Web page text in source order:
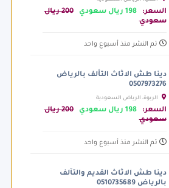
السعر: 198 ريال سعودي
200 ريال
سعودي
تم النشر منذ أسبوع واحد
دينا طش الاثاث التألف بالرياض
0507973276
السعر: 198 ريال سعودي
200 ريال
سعودي
تم النشر منذ أسبوع واحد
دينا طش الاثاث القديم والتآلف
بالرياض 0510735689